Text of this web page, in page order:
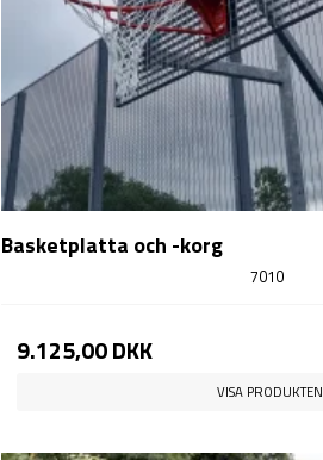
Basketplatta och -korg
7010
9.125,00 DKK
VISA PRODUKTEN